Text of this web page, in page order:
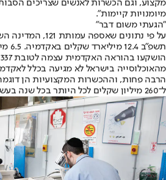
מקצוע, וגם הכשרות לאנשים שצריכים
מיומנויות קיימות".
"הגעתי משום דבר"
על פי נתונים שאספה
מהאוכלוסייה בישראל לא מגיעה בכלל
ל־260 מיליון שקלים לכל היותר בכל שנה בעשור האחרון.